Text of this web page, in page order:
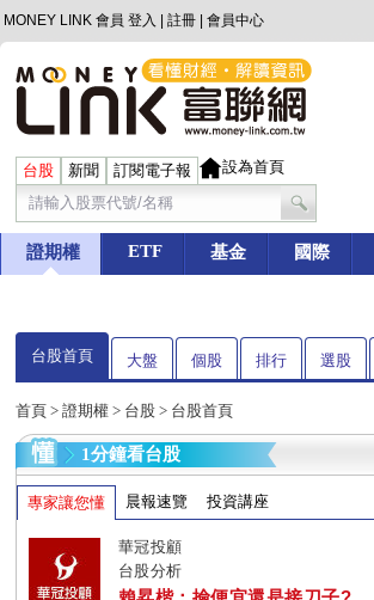
MONEY LINK 會員 登入 註冊 會員中心
台股 新聞 訂閱電子報 設為首頁
證期權 ETF 基金 國際
台股首頁 大盤 個股 排行 選股
首頁 > 證期權 > 台股 > 台股首頁
1分鐘看台股
專家讓您懂 晨報速覽 投資講座
華冠投顧
台股分析